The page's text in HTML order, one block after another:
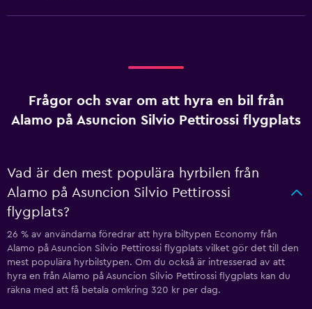
Frågor och svar om att hyra en bil från
Alamo på Asuncion Silvio Pettirossi flygplats
Vad är den mest populära hyrbilen från
Alamo på Asuncion Silvio Pettirossi
flygplats?
26 % av användarna föredrar att hyra biltypen Economy från
Alamo på Asuncion Silvio Pettirossi flygplats vilket gör det till den
mest populära hyrbilstypen. Om du också är intresserad av att
hyra en från Alamo på Asuncion Silvio Pettirossi flygplats kan du
räkna med att få betala omkring 320 kr per dag.